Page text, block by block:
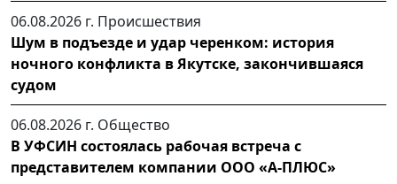
06.08.2026 г. Происшествия
Шум в подъезде и удар черенком: история
ночного конфликта в Якутске, закончившаяся
судом
06.08.2026 г. Общество
В УФСИН состоялась рабочая встреча с
представителем компании ООО «А-ПЛЮС»